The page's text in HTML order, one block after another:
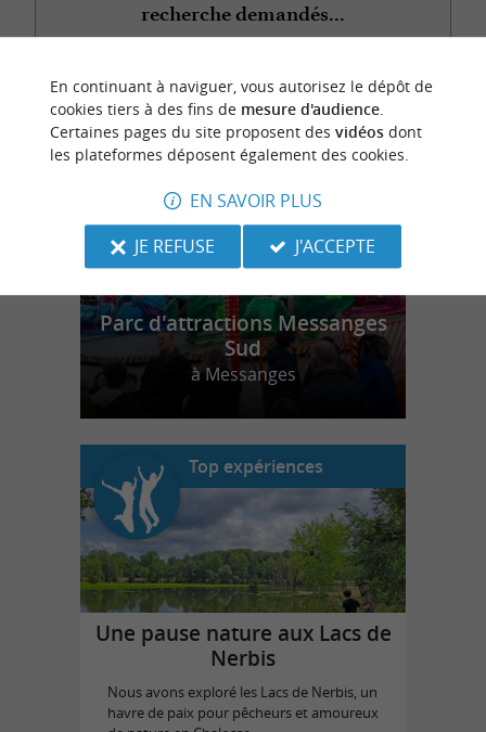
recherche demandés...
n
o
t
r
e
c
o
u
p
d
e
c
o
e
u
r
Parc d'attractions Messanges
Sud
à Messanges
Top expériences
Une pause nature aux Lacs de
Nerbis
Nous avons exploré les Lacs de Nerbis, un
havre de paix pour pêcheurs et amoureux
En continuant à naviguer, vous autorisez le dépôt de
cookies tiers à des fins de mesure d'audience.
Certaines pages du site proposent des vidéosdont
les plateformes déposent également des cookies.
EN SAVOIR PLUS
JE REFUSE
J'ACCEPTE